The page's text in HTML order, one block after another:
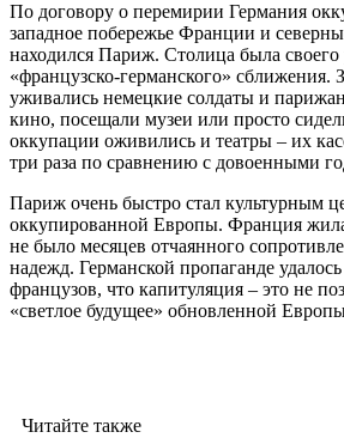
По договору о перемирии Германия
западное побережье Франции и
находился Париж. Столица была своего
«французско-германского» сближения.
уживались немецкие солдаты и
кино, посещали музеи или просто
оккупации оживились и театры – их
три раза по сравнению с довоенными
Париж очень быстро стал культурным
оккупированной Европы. Франция
не было месяцев отчаянного
надежд. Германской пропаганде
французов, что капитуляция – это не
«светлое будущее» обновленной
Читайте также